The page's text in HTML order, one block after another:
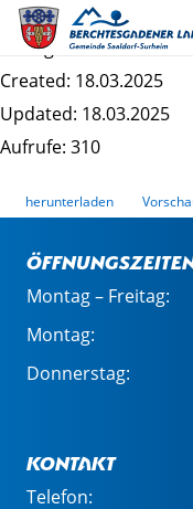
2. Änderung
Dateigrösse: 417.92 KB
Created: 18.03.2025
Updated: 18.03.2025
Aufrufe: 310
herunterladen
Montag – Freitag:
Montag:
Donnerstag:
Kontakt
Telefon: